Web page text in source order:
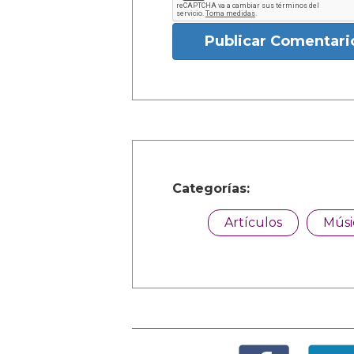
Publicar
Categorías:
Artículos